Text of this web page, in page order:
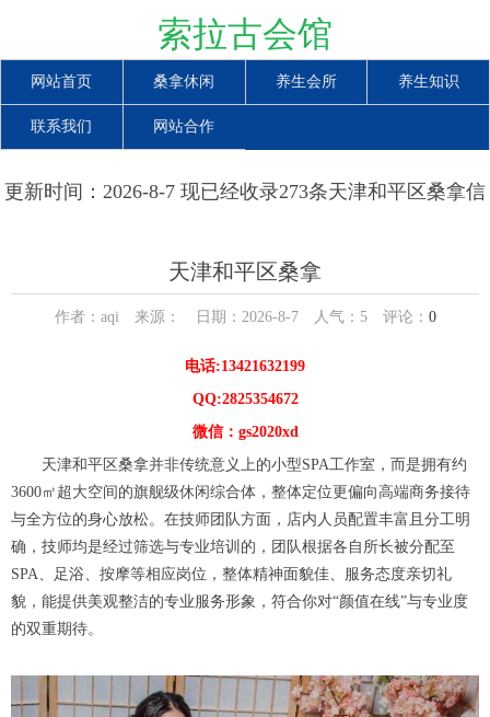
索拉古会馆
网站首页 桑拿休闲 养生会所 养生知识
联系我们 网站合作
更新时间：2026-8-7 现已经收录273条天津和平区桑拿信
天津和平区桑拿
作者：aqi 来源： 日期：2026-8-7 人气： 5评论： 0
电话:13421632199
QQ:2825354672
微信：gs2020xd
天津和平区桑拿并非传统意义上的小型SPA工作室，而是拥有约
3600㎡超大空间的旗舰级休闲综合体，整体定位更偏向高端商务接待
与全方位的身心放松。在技师团队方面，店内人员配置丰富且分工明
确，技师均是经过筛选与专业培训的，团队根据各自所长被分配至
SPA、足浴、按摩等相应岗位，整体精神面貌佳、服务态度亲切礼
貌，能提供美观整洁的专业服务形象，符合你对“颜值在线”与专业度
的双重期待。